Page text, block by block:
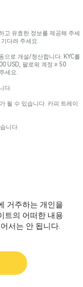
고 유효한 정보를 제공해 주세
다려 주세요.
으로 개설/청산합니다. KYC를
USD, 팔로워 계정 ≥ 50
세요.
다.
될 수 있습니다. 카피 트레이
니다.
거주하는 개인을
트의 어떠한 내용
서는 안 됩니다.